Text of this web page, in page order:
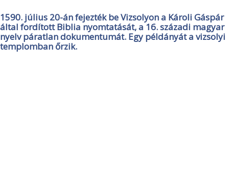
1590. július 20-án fejezték be Vizsolyon a Károli Gáspár
által fordított Biblia nyomtatását, a 16. századi magyar
nyelv páratlan dokumentumát. Egy példányát a vizsolyi
templomban őrzik.